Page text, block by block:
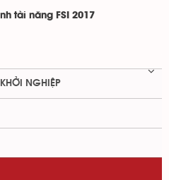
tài năng FSI 2017
NGHIỆP